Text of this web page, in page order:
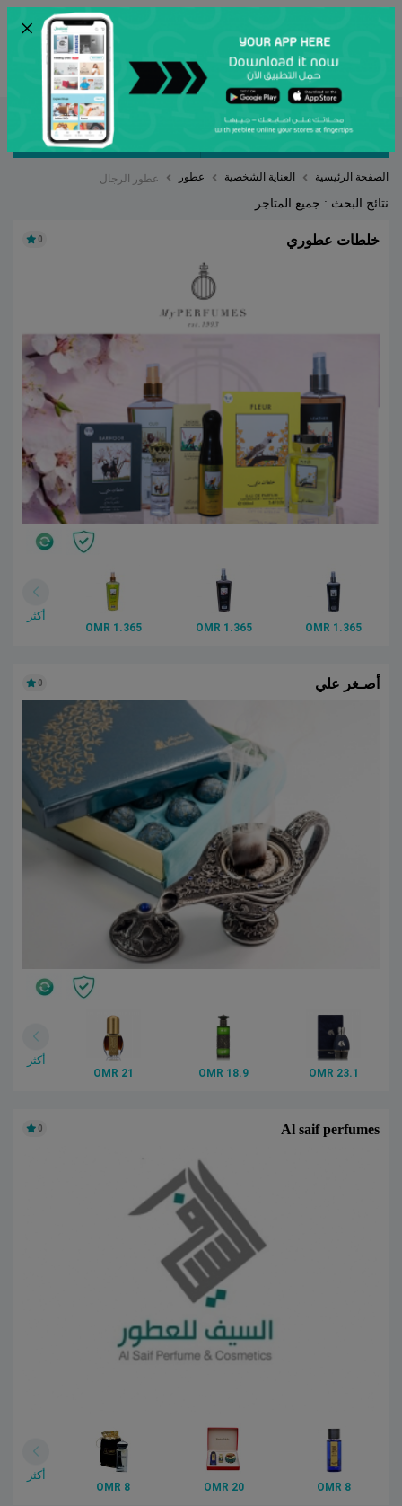
أرسل
ENG
مصنف بواسطة ترتيب حسب
الصفحة الرئيسية العناية الشخصية عطور عطور الرجال
نتائج البحث : جميع المتاجر
خلطات عطوري 0
1.365 OMR
1.365 OMR
1.365 OMR
أكثر
أصـغر علي 0
23.1 OMR
18.9 OMR
21 OMR
أكثر
Al saif perfumes
0
8 OMR
20 OMR
8 OMR
أكثر
×